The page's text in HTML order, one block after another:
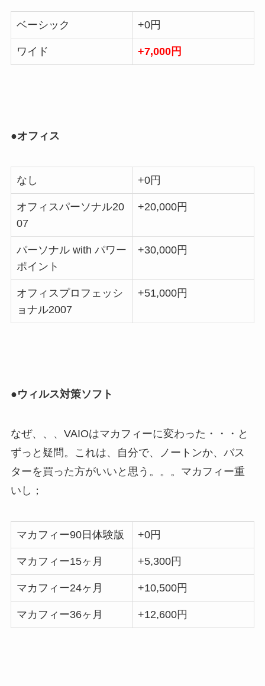
ベーシック +0円
ワイド +7,000円
●オフィス
なし +0円
オフィスパーソナル20
07
+20,000円
パーソナル with パワー
ポイント
+30,000円
オフィスプロフェッシ
ョナル2007
+51,000円
●ウィルス対策ソフト
なぜ、、、VAIOはマカフィーに変わった・・・と
ずっと疑問。これは、自分で、ノートンか、バス
ターを買った方がいいと思う。。。マカフィー重
いし；
マカフィー90日体験版 +0円
マカフィー15ヶ月 +5,300円
マカフィー24ヶ月 +10,500円
マカフィー36ヶ月 +12,600円